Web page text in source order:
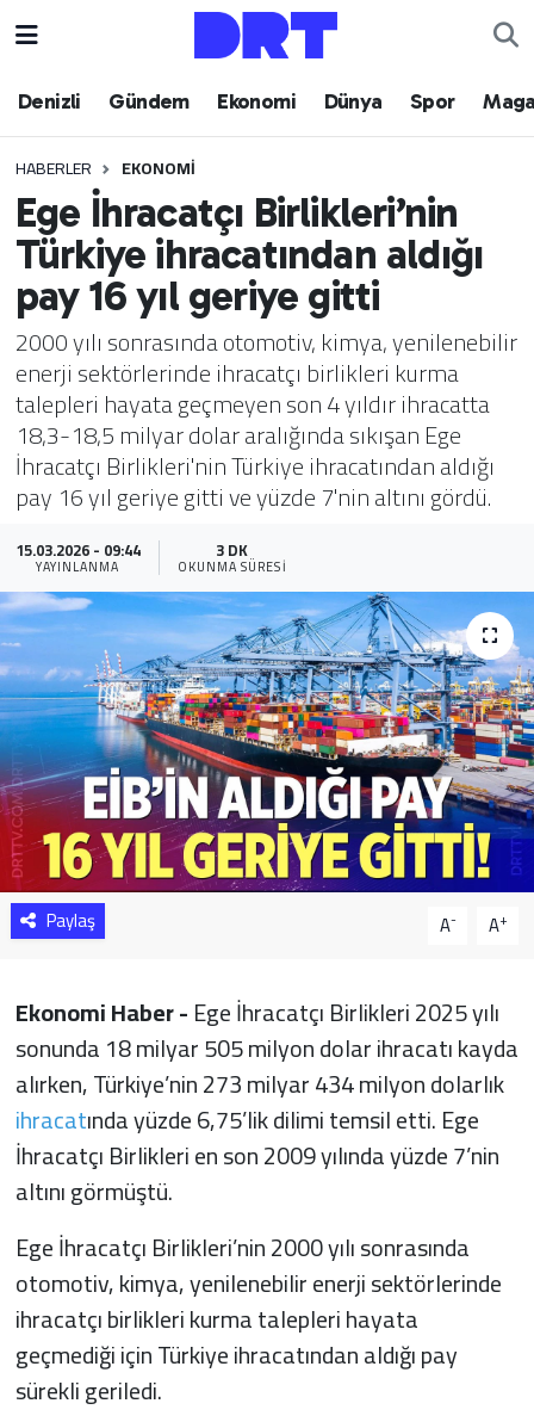
Denizli Gündem Ekonomi Dünya Spor
HABERLER EKONOMI
Ege İhracatçı Birlikleri’nin
Türkiye ihracatından aldığı
pay 16 yıl geriye gitti
2000 yılı sonrasında otomotiv, kimya, yenilenebilir
enerji sektörlerinde ihracatçı birlikleri kurma
talepleri hayata geçmeyen son 4 yıldır ihracatta
18,3-18,5 milyar dolar aralığında sıkışan Ege
İhracatçı Birlikleri'nin Türkiye ihracatından aldığı
pay 16 yıl geriye gitti ve yüzde 7'nin altını gördü.
15.03.2026 - 09:44
YAYINLANMA
3 DK
OKUNMA SÜRESI
Paylaş A- A+
Ekonomi Haber -Ege İhracatçı Birlikleri 2025 yılı
sonunda 18 milyar 505 milyon dolar ihracatı kayda
alırken, Türkiye’nin 273 milyar 434 milyon dolarlık
ihracatında yüzde 6,75’lik dilimi temsil etti. Ege
İhracatçı Birlikleri en son 2009 yılında yüzde 7’nin
altını görmüştü.
Ege İhracatçı Birlikleri’nin 2000 yılı sonrasında
otomotiv, kimya, yenilenebilir enerji sektörlerinde
ihracatçı birlikleri kurma talepleri hayata
geçmediği için Türkiye ihracatından aldığı pay
sürekli geriledi.
Denizli
Ekonomi
Dünya
Spor
Magazin
Teknoloji
Yaşam
Sağlık
Yazarlar
Resmi İlan
Resmi Reklam
Hava Durumu
Trafik Durumu
Puan Durumu ve Fikstür
Tüm Manşetler
Son Dakika Haberleri
Haber Arşivi